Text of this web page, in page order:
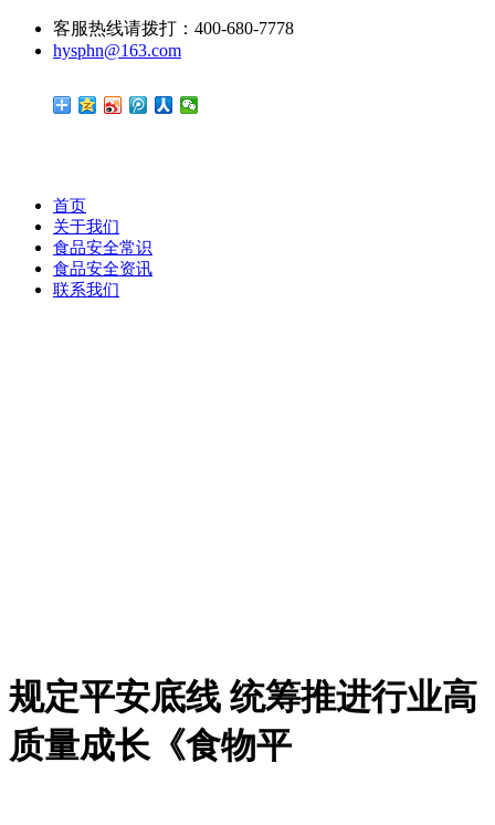
客服热线请拨打：400-680-7778
hysphn@163.com
首页
关于我们
食品安全常识
食品安全资讯
联系我们
规定平安底线 统筹推进行业高
质量成长《食物平